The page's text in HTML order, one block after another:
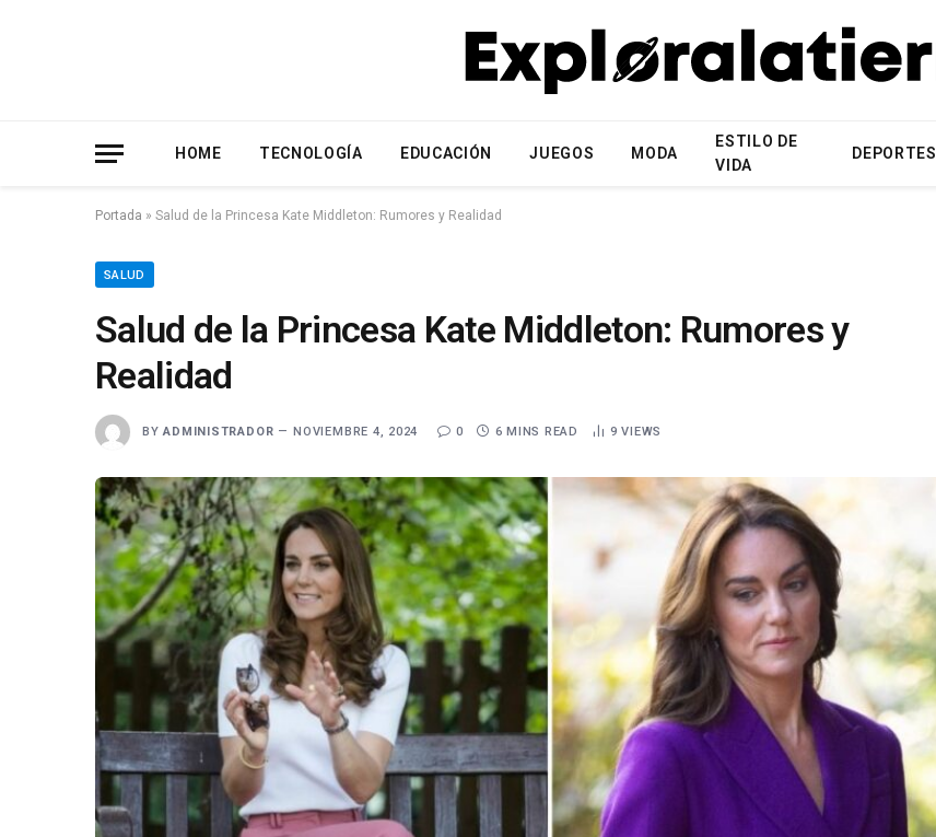
HOME TECNOLOGÍA EDUCACIÓN JUEGOS MODA
ESTILO DE
VIDA
DEPORTES
Portada » Salud de la Princesa Kate Middleton: Rumores y Realidad
SALUD
Salud de la Princesa Kate Middleton: Rumores y
Realidad
BY ADMINISTRADOR NOVIEMBRE 4, 2024 0 6 MINS READ 9VIEWS